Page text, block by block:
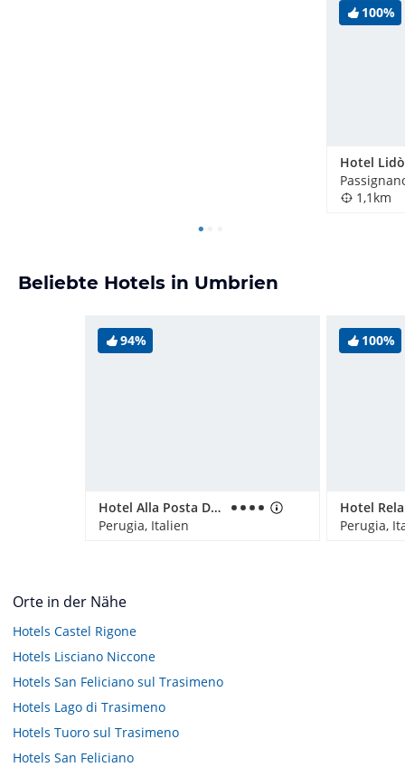
100%
Hotel Lidò
1,1km
Beliebte Hotels in Umbrien
94%
Hotel Alla Posta Dei Donini
Perugia, Italien
100%
Perugia,
Orte in der Nähe
Hotels Castel Rigone
Hotels Lisciano Niccone
Hotels San Feliciano sul Trasimeno
Hotels Lago di Trasimeno
Hotels Tuoro sul Trasimeno
Hotels San Feliciano